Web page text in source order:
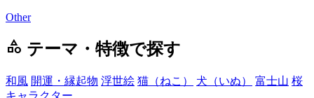
Other
category テーマ・特徴で探す
和風 開運・縁起物 浮世絵 猫（ねこ） 犬（いぬ） 富士山 桜
キャラクター